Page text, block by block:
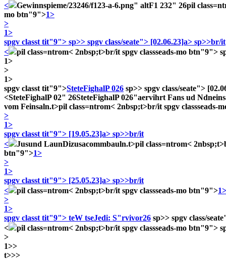
<
Gewinnspieme/23246/f123-a-6.png" altF1 232" 26pil
mo btn"9">1>
>
1>
spgv classt tit"9"> sp>> spgv class/seate"> [02.06.23]a> sp>>br/it
<
pil class=ntrom< 2nbsp;t>br/it spgv classseads-mo btn"9">
1>
>
1>
spgv classt tit"9">SteteFighalP 026 sp>> spgv class/seate">
<SteteFighalP 02" 26SteteFighalP 026"aervihrt Fans ud
vom Feinsaln.t>pil class=ntrom< 2nbsp;t>br/it spgv classseads-
>
1>
spgv classt tit"9"> [19.05.23]a> sp>>br/it
<
Jusund LaunDizusacommbauln.t>pil class=ntrom< 2nbsp;t>
btn"9">1>
>
1>
spgv classt tit"9"> [25.05.23]a> sp>>br/it
<
pil class=ntrom< 2nbsp;t>br/it spgv classseads-mo btn"9">1>
>
1>
spgv classt tit"9"> teW tseJedi: S"rvivor26 sp>> spgv class/
<
pil class=ntrom< 2nbsp;t>br/it spgv classseads-mo btn"9">
>
1>>
t>>>